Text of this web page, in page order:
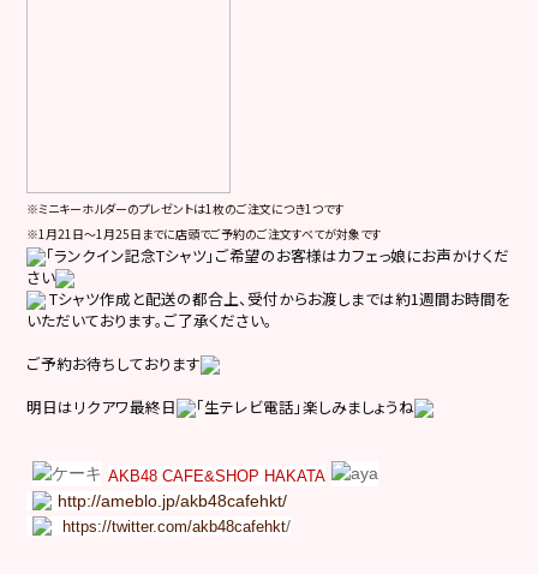
※ミニキーホルダーのプレゼントは1枚のご注文につき1つです
※1月21日～1月25日までに店頭でご予約のご注文すべてが対象です
「ランクイン記念Tシャツ」ご希望のお客様はカフェっ娘にお声かけくだ
さい
Tシャツ作成と配送の都合上、受付からお渡しまでは約1週間お時間を
いただいております。ご了承ください。
ご予約お待ちしております
明日はリクアワ最終日
「生テレビ電話」楽しみましょうね
AKB48 CAFE&SHOP HAKATA
http://ameblo.jp/akb48cafehkt/
https://twitter.com/akb48cafehkt/